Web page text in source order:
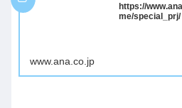
https://
me/special_prj/
www.ana.co.jp